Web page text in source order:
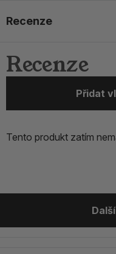
Recenze
Recenze
Přidat
Tento produkt zatím